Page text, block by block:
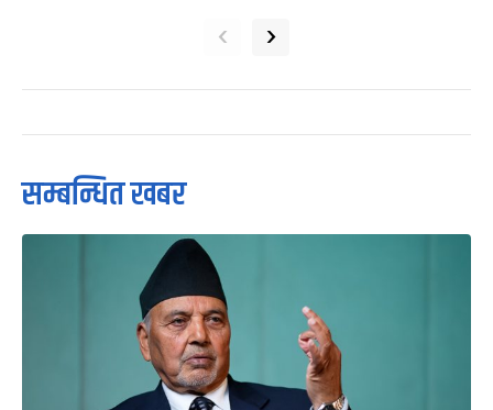
‹ ›
सम्बन्धित खबर